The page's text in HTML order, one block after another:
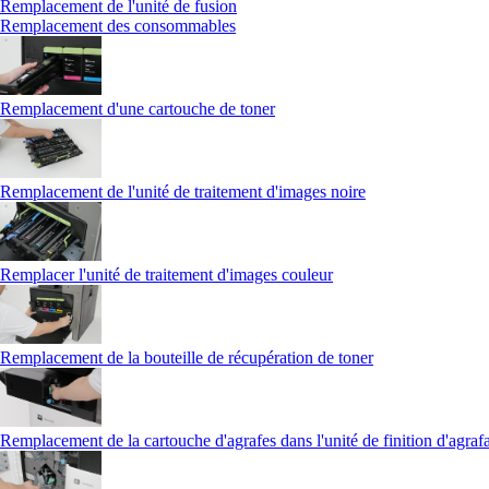
Remplacement de l'unité de fusion
Remplacement des consommables
Remplacement d'une cartouche de toner
Remplacement de l'unité de traitement d'images noire
Remplacer l'unité de traitement d'images couleur
Remplacement de la bouteille de récupération de toner
Remplacement de la cartouche d'agrafes dans l'unité de finition